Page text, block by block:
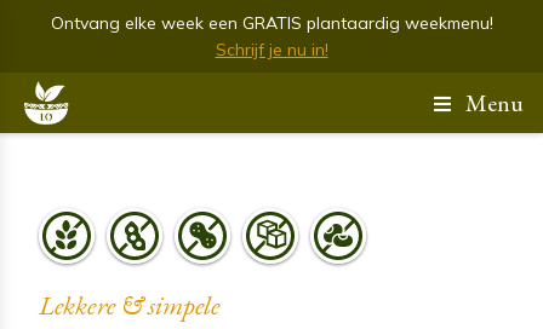
Ontvang elke week een GRATIS plantaardig weekmenu!
Schrijf je nu in!
Menu
Lekkere & simpele